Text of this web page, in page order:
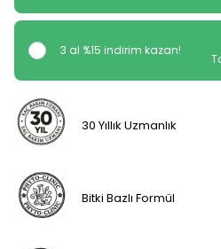
3 al %15 indirim kazan!
30 Yıllık Uzmanlık
Bitki Bazlı Formül